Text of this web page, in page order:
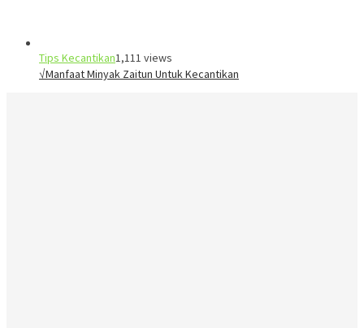
Tips Kecantikan1,111 views
√Manfaat Minyak Zaitun Untuk Kecantikan